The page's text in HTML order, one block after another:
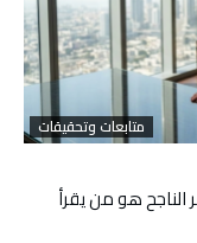
متابعات وتحقيقات
الناجح هو من يقرأ